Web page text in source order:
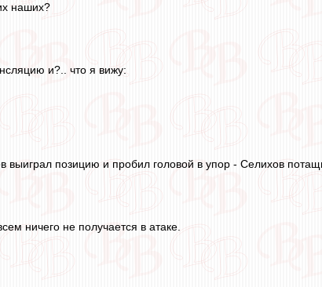
наших?
и?.. что я вижу:
позицию и пробил головой в упор - Селихов
ничего не получается в атаке.